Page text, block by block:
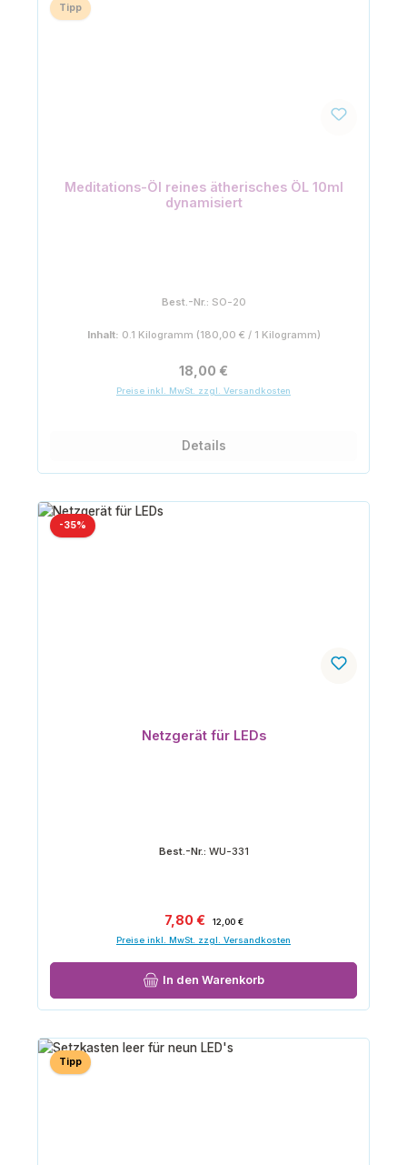
Tipp
Meditations-Öl reines ätherisches ÖL 10ml
dynamisiert
Best.-Nr.: SO-20
Inhalt: 0.1 Kilogramm (180,00 € / 1 Kilogramm)
Regulärer Preis:
18,00 €
Preise inkl. MwSt. zzgl. Versandkosten
Details
-35%Rabatt
Netzgerät für LEDs
Best.-Nr.: WU-331
Verkaufspreis:
7,80 €
12,00 €
Preise inkl. MwSt. zzgl. Versandkosten
In den Warenkorb
Tipp